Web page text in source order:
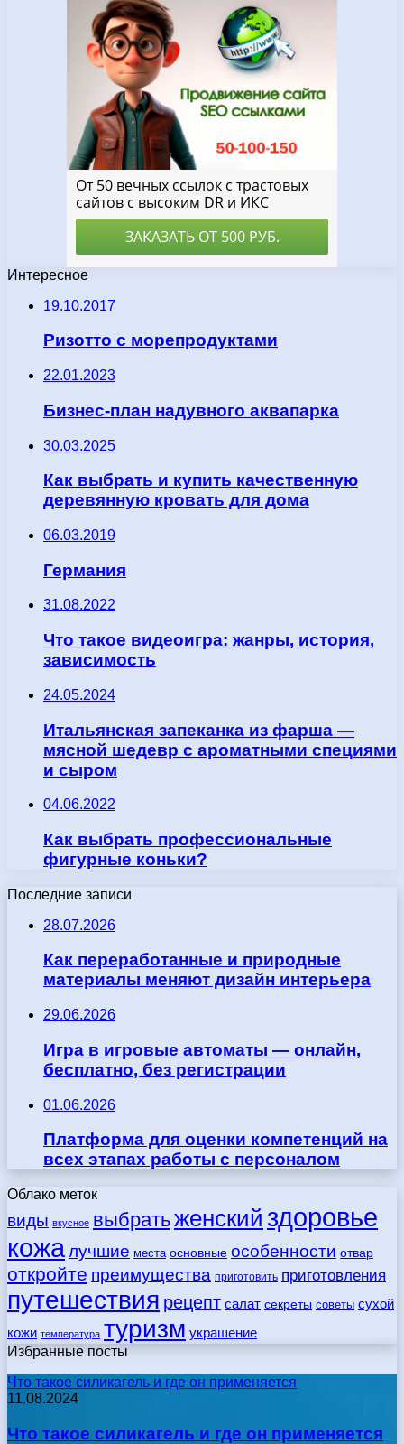
Интересное
19.10.2017
Ризотто с морепродуктами
22.01.2023
Бизнес-план надувного аквапарка
30.03.2025
Как выбрать и купить качественную
деревянную кровать для дома
06.03.2019
Германия
31.08.2022
Что такое видеоигра: жанры, история,
зависимость
24.05.2024
Итальянская запеканка из фарша —
мясной шедевр с ароматными специями
и сыром
04.06.2022
Как выбрать профессиональные
фигурные коньки?
Последние записи
28.07.2026
Как переработанные и природные
материалы меняют дизайн интерьера
29.06.2026
Игра в игровые автоматы — онлайн,
бесплатно, без регистрации
01.06.2026
Платформа для оценки компетенций на
всех этапах работы с персоналом
Облако меток
виды вкусное выбратьженский здоровье
кожалучшие места основные особенности отвар
откройте преимущества приготовить приготовления
путешествия рецепт салат секреты советы сухой
кожи температура туризм украшение
Избранные посты
Что такое силикагель и где он применяется
11.08.2024
Что такое силикагель и где он применяется